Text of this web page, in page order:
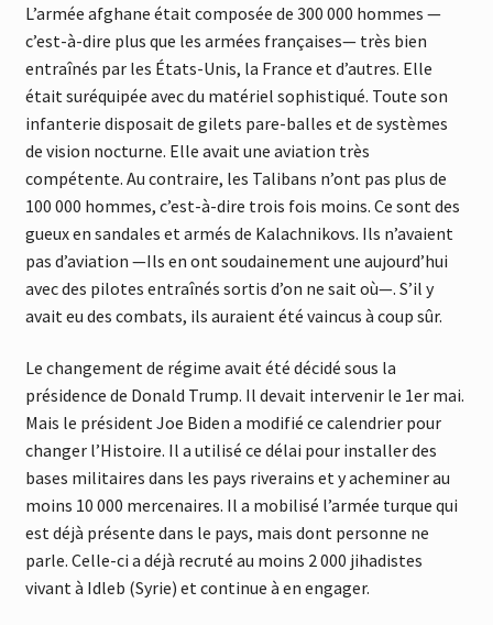
L’armée afghane était composée de 300 000 hommes —
c’est-à-dire plus que les armées françaises— très bien
entraînés par les États-Unis, la France et d’autres. Elle
était suréquipée avec du matériel sophistiqué. Toute son
infanterie disposait de gilets pare-balles et de systèmes
de vision nocturne. Elle avait une aviation très
compétente. Au contraire, les Talibans n’ont pas plus de
100 000 hommes, c’est-à-dire trois fois moins. Ce sont des
gueux en sandales et armés de Kalachnikovs. Ils n’avaient
pas d’aviation —Ils en ont soudainement une aujourd’hui
avec des pilotes entraînés sortis d’on ne sait où—. S’il y
avait eu des combats, ils auraient été vaincus à coup sûr.
Le changement de régime avait été décidé sous la
présidence de Donald Trump. Il devait intervenir le 1er mai.
Mais le président Joe Biden a modifié ce calendrier pour
changer l’Histoire. Il a utilisé ce délai pour installer des
bases militaires dans les pays riverains et y acheminer au
moins 10 000 mercenaires. Il a mobilisé l’armée turque qui
est déjà présente dans le pays, mais dont personne ne
parle. Celle-ci a déjà recruté au moins 2 000 jihadistes
vivant à Idleb (Syrie) et continue à en engager.